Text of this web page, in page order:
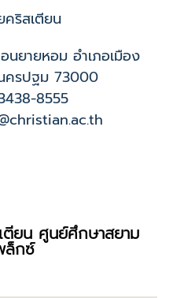
คริสเตียน
ายหอม อำเภอเมือง
ครปฐม 73000
8555
ตียน ศูนย์ศึกษาสยาม
ล็กซ์